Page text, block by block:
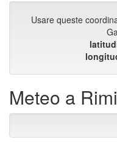
Usare queste
Meteo a